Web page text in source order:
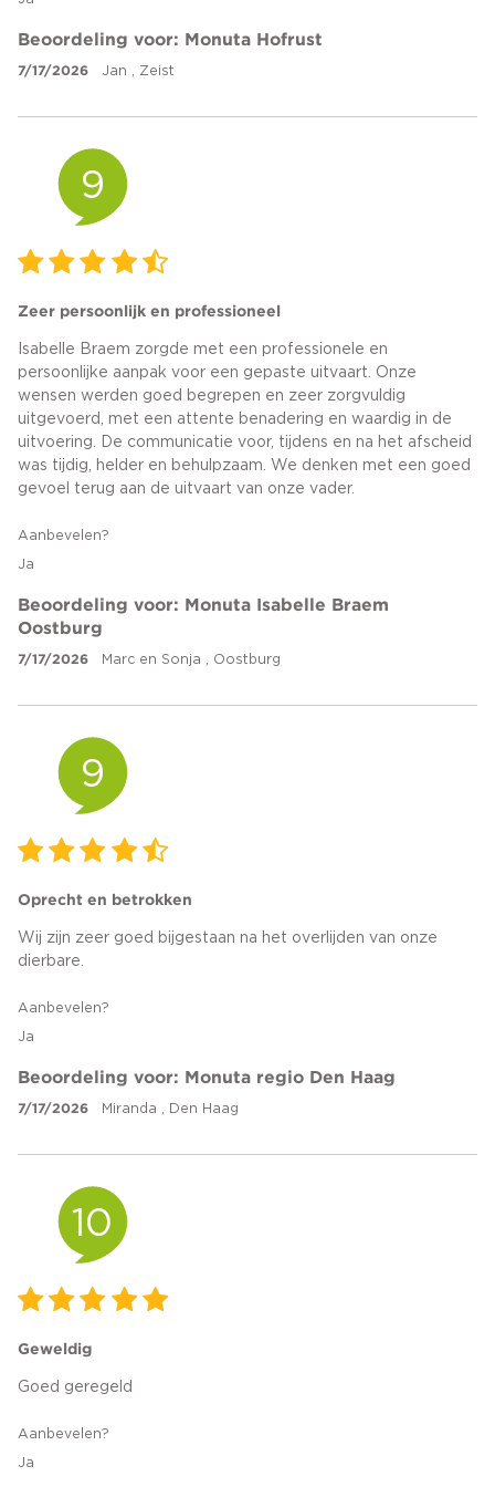
Beoordeling voor: Monuta Hofrust
7/17/2026 Jan , Zeist
9
Zeer persoonlijk en professioneel
Isabelle Braem zorgde met een professionele en
persoonlijke aanpak voor een gepaste uitvaart. Onze
wensen werden goed begrepen en zeer zorgvuldig
uitgevoerd, met een attente benadering en waardig in de
uitvoering. De communicatie voor, tijdens en na het afscheid
was tijdig, helder en behulpzaam. We denken met een goed
gevoel terug aan de uitvaart van onze vader.
Aanbevelen?
Ja
Beoordeling voor: Monuta Isabelle Braem
Oostburg
7/17/2026 Marc en Sonja , Oostburg
9
Oprecht en betrokken
Wij zijn zeer goed bijgestaan na het overlijden van onze
dierbare.
Aanbevelen?
Ja
Beoordeling voor: Monuta regio Den Haag
7/17/2026 Miranda , Den Haag
10
Geweldig
Goed geregeld
Aanbevelen?
Ja